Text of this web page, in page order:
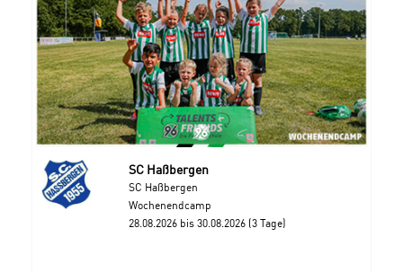
SC Haßbergen
SC Haßbergen
Wochenendcamp
28.08.2026 bis 30.08.2026 (3 Tage)